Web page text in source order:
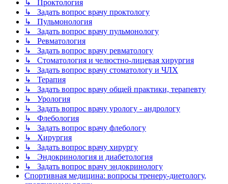
↳ Проктология
↳ Задать вопрос врачу проктологу
↳ Пульмонология
↳ Задать вопрос врачу пульмонологу
↳ Ревматология
↳ Задать вопрос врачу ревматологу
↳ Стоматология и челюстно-лицевая хирургия
↳ Задать вопрос врачу стоматологу и ЧЛХ
↳ Терапия
↳ Задать вопрос врачу общей практики, терапевту
↳ Урология
↳ Задать вопрос врачу урологу - андрологу
↳ Флебология
↳ Задать вопрос врачу флебологу
↳ Хирургия
↳ Задать вопрос врачу хирургу
↳ Эндокринология и диабетология
↳ Задать вопрос врачу эндокринологу
Спортивная медицина: вопросы тренеру-диетологу,